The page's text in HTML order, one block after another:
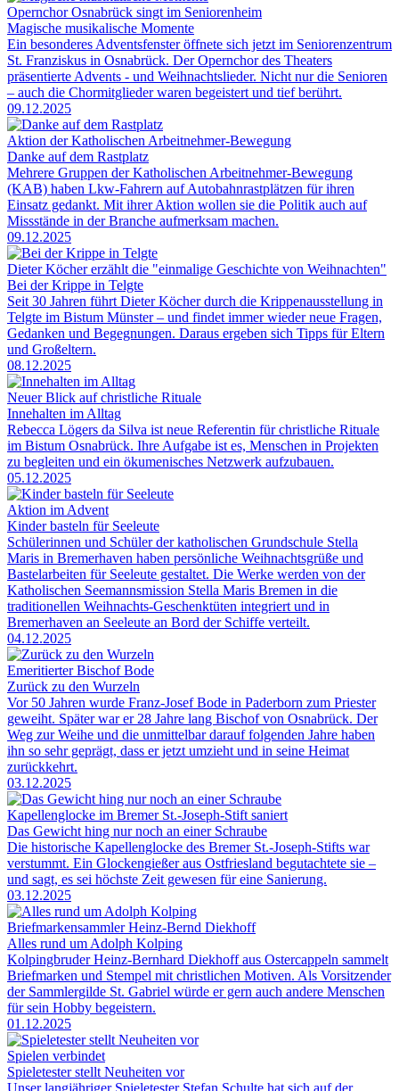
Opernchor Osnabrück singt im Seniorenheim
Magische musikalische Momente
Ein besonderes Adventsfenster öffnete sich jetzt im Seniorenzentrum
St. Franziskus in Osnabrück. Der Opernchor des Theaters
präsentierte Advents - und Weihnachtslieder. Nicht nur die Senioren
– auch die Chormitglieder waren begeistert und tief berührt.
09.12.2025
Aktion der Katholischen Arbeitnehmer-Bewegung
Danke auf dem Rastplatz
Mehrere Gruppen der Katholischen Arbeitnehmer-Bewegung
(KAB) haben Lkw-Fahrern auf Autobahnrastplätzen für ihren
Einsatz gedankt. Mit ihrer Aktion wollen sie die Politik auch auf
Missstände in der Branche aufmerksam machen.
09.12.2025
Dieter Köcher erzählt die "einmalige Geschichte von Weihnachten"
Bei der Krippe in Telgte
Seit 30 Jahren führt Dieter Köcher durch die Krippenausstellung in
Telgte im Bistum Münster – und findet immer wieder neue Fragen,
Gedanken und Begegnungen. Daraus ergeben sich Tipps für Eltern
und Großeltern.
08.12.2025
Neuer Blick auf christliche Rituale
Innehalten im Alltag
Rebecca Lögers da Silva ist neue Referentin für christliche Rituale
im Bistum Osnabrück. Ihre Aufgabe ist es, Menschen in Projekten
zu begleiten und ein ökumenisches Netzwerk aufzubauen.
05.12.2025
Aktion im Advent
Kinder basteln für Seeleute
Schülerinnen und Schüler der katholischen Grundschule Stella
Maris in Bremerhaven haben persönliche Weihnachtsgrüße und
Bastelarbeiten für Seeleute gestaltet. Die Werke werden von der
Katholischen Seemannsmission Stella Maris Bremen in die
traditionellen Weihnachts-Geschenktüten integriert und in
Bremerhaven an Seeleute an Bord der Schiffe verteilt.
04.12.2025
Emeritierter Bischof Bode
Zurück zu den Wurzeln
Vor 50 Jahren wurde Franz-Josef Bode in Paderborn zum Priester
geweiht. Später war er 28 Jahre lang Bischof von Osnabrück. Der
Weg zur Weihe und die unmittelbar darauf folgenden Jahre haben
ihn so sehr geprägt, dass er jetzt umzieht und in seine Heimat
zurückkehrt.
03.12.2025
Kapellenglocke im Bremer St.-Joseph-Stift saniert
Das Gewicht hing nur noch an einer Schraube
Die historische Kapellenglocke des Bremer St.-Joseph-Stifts war
verstummt. Ein Glockengießer aus Ostfriesland begutachtete sie –
und sagt, es sei höchste Zeit gewesen für eine Sanierung.
03.12.2025
Briefmarkensammler Heinz-Bernd Diekhoff
Alles rund um Adolph Kolping
Kolpingbruder Heinz-Bernhard Diekhoff aus Ostercappeln sammelt
Briefmarken und Stempel mit christlichen Motiven. Als Vorsitzender
der Sammlergilde St. Gabriel würde er gern auch andere Menschen
für sein Hobby begeistern.
01.12.2025
Spielen verbindet
Spieletester stellt Neuheiten vor